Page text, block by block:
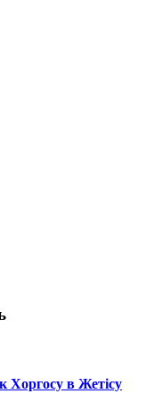
Хоргосу в Жетісу